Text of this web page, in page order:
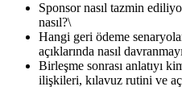
Sponsor nasıl tazmin
nasıl?\
Hangi geri ödeme
açıklarında nasıl
Birleşme sonrası anlatıyı
ilişkileri, kılavuz rutini ve